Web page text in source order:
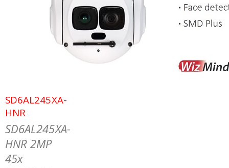
SD6AL245XA-
HNR
SD6AL245XA-
HNR 2MP
45x